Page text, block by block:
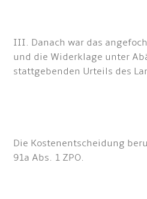
III. Danach war das
und die Widerklage unter
stattgebenden Urteils des
Die Kostenentscheidung
91a Abs. 1 ZPO.